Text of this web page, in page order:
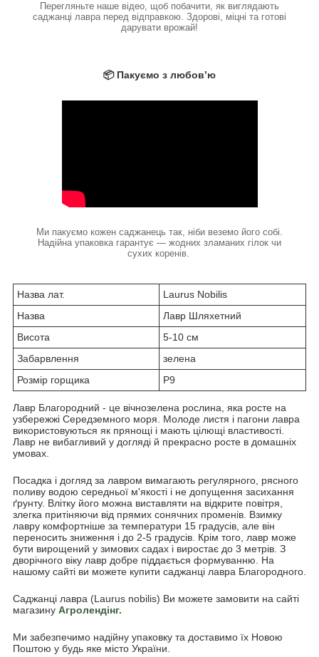
Перегляньте наше відео, щоб побачити, як виглядають
саджанці лавра перед відправкою. Здорові, міцні та готові
дарувати врожай!
📦 Пакуємо з любов’ю
Ми пакуємо кожен саджанець так, ніби веземо його собі.
Надійна упаковка гарантує — жодних зламаних гілок чи
сухих коренів.
Назва лат.
Laurus Nobilis
Назва
Лавр Шляхетний
Висота
5-10 см
Забарвлення
зелена
Розмір горщика
Р9
Лавр Благородний - це вічнозелена рослина, яка росте на
узбережжі Середземного моря. Молоде листя і пагони лавра
використовуються як прянощі і мають цілющі властивості.
Лавр не вибагливий у догляді й прекрасно росте в домашніх
умовах.
Посадка і догляд за лавром вимагають регулярного, рясного
поливу водою середньої м'якості і не допущення засихання
ґрунту. Влітку його можна виставляти на відкрите повітря,
злегка притіняючи від прямих сонячних променів. Взимку
лавру комфортніше за температури 15 градусів, але він
переносить зниження і до 2-5 градусів. Крім того, лавр може
бути вирощений у зимових садах і виростає до 3 метрів. З
дворічного віку лавр добре піддається формуванню. На
нашому сайті ви можете купити саджанці лавра Благородного.
Саджанці лавра (Laurus nobilis) Ви можете замовити на сайті
магазину Агролендінг.
Ми забезпечимо надійну упаковку та доставимо їх Новою
Поштою у будь яке місто України.